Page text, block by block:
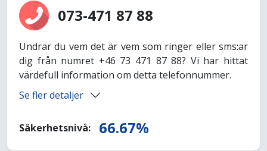
073-471 87 88
Undrar du vem det är vem som ringer eller sms:ar
dig från numret +46 73 471 87 88? Vi har hittat
värdefull information om detta telefonnummer.
Se fler detaljer
Säkerhetsnivå: 66.67%